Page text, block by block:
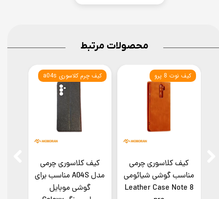
کیف کلاسوری چرمی
مدل A04S مناسب برای
گوشی موبایل
کیف چرم کلاسوری a04s
کیف کلاسوری چرمی
مناسب گوشی شیائومی
Leather Case Note 8
کیف نوت 8 پرو
محصولات مرتبط